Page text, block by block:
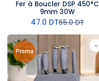
Fer à Boucler DSP 450°C
9mm 30W
47.0 DT65.0DT
Promo